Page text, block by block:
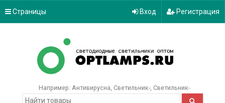
Страницы Вход Регистрация
Например: Антивирусна Светильник- Светильник-